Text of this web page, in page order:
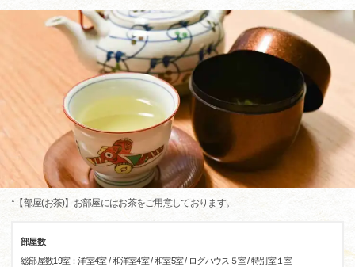
*【部屋(お茶)】お部屋にはお茶をご用意しております。
部屋数
総部屋数19室：洋室4室 / 和洋室4室 / 和室5室 / ログハウス５室 / 特別室１室